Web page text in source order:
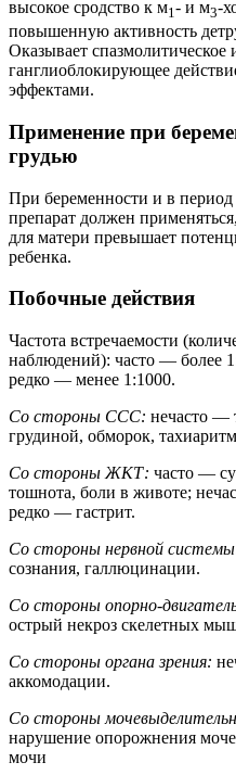
высокое сродство к м1- и м3-
повышенную активность
Оказывает спазмолитическое
ганглиоблокирующее
эффектами.
Применение при
грудью
При беременности и в
препарат должен
для матери превышает
ребенка.
Побочные действия
Частота встречаемости
наблюдений): часто — более
редко — менее 1:1000.
Со стороны ССС: нечасто —
грудиной, обморок,
Со стороны ЖКТ: часто —
тошнота, боли в животе;
редко — гастрит.
Со стороны нервной
сознания, галлюцинации.
Со стороны опорно-
острый некроз скелетных
Со стороны органа зрения:
аккомодации.
Со стороны
нарушение опорожнения
мочи